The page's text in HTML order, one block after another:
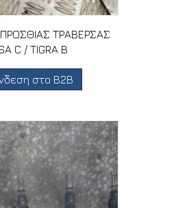
ΤΡΑΒΕΡΣΑΣ
C / TIGRA B
στο B2B